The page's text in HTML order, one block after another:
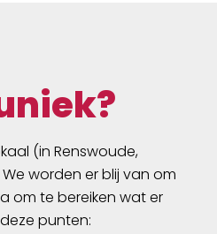
(in Renswoude,
worden er blij van om
om te bereiken wat er
punten: